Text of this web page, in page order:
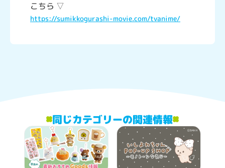
こちら ▽
https://sumikkogurashi-movie.com/tvanime/
同じカテゴリーの関連情報